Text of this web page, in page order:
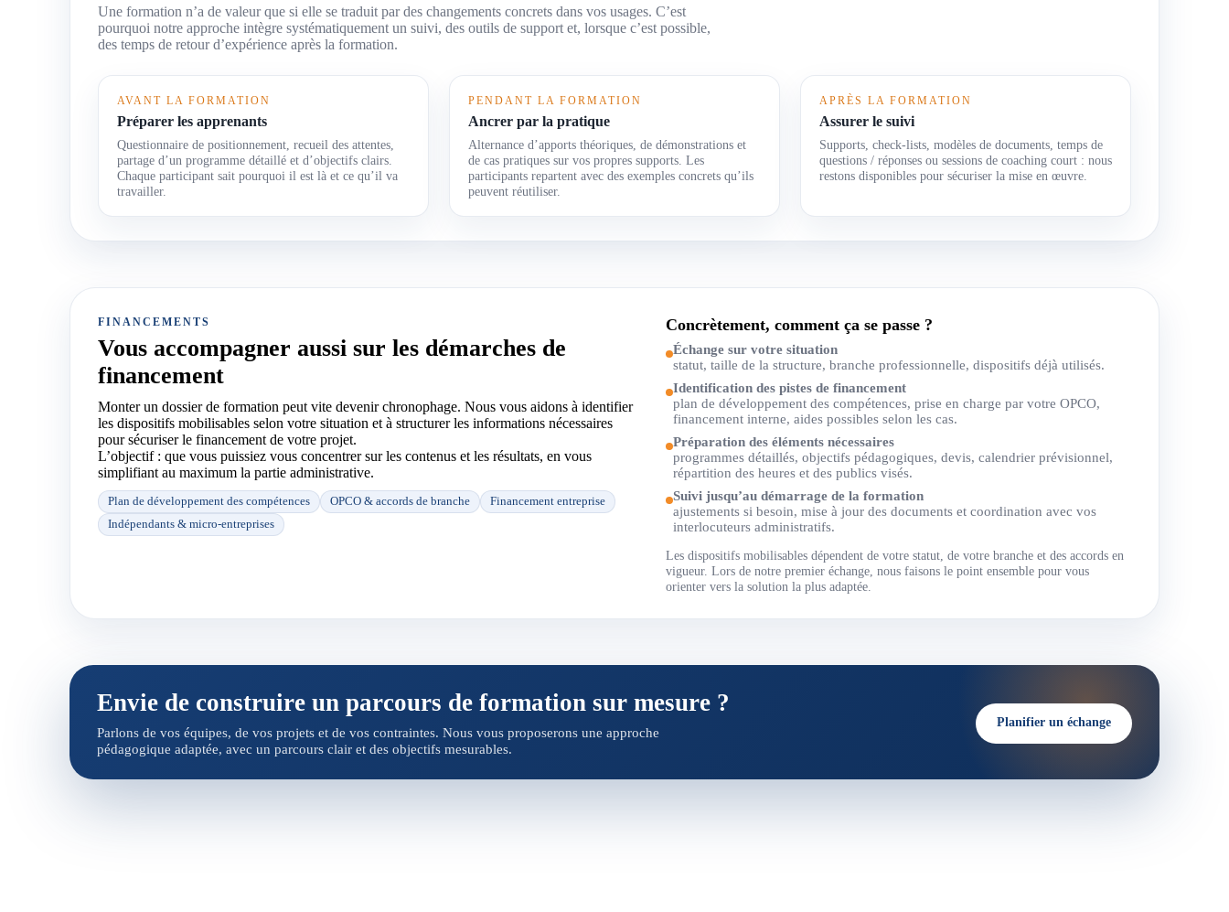
Une formation n’a de valeur que si elle se traduit par des changements concrets dans vos usages. C’est
pourquoi notre approche intègre systématiquement un suivi, des outils de support et, lorsque c’est possible,
des temps de retour d’expérience après la formation.
AVANT LA FORMATION
Préparer les apprenants
Questionnaire de positionnement, recueil des attentes,
partage d’un programme détaillé et d’objectifs clairs.
Chaque participant sait pourquoi il est là et ce qu’il va
travailler.
PENDANT LA FORMATION
Ancrer par la pratique
Alternance d’apports théoriques, de démonstrations et
de cas pratiques sur vos propres supports. Les
participants repartent avec des exemples concrets qu’ils
peuvent réutiliser.
APRÈS LA FORMATION
Assurer le suivi
Supports, check-lists, modèles de documents, temps de
questions / réponses ou sessions de coaching court : nous
restons disponibles pour sécuriser la mise en œuvre.
FINANCEMENTS
Vous accompagner aussi sur les démarches de
financement
Monter un dossier de formation peut vite devenir chronophage. Nous vous aidons à identifier
les dispositifs mobilisables selon votre situation et à structurer les informations nécessaires
pour sécuriser le financement de votre projet.
L’objectif : que vous puissiez vous concentrer sur les contenus et les résultats, en vous
simplifiant au maximum la partie administrative.
Plan de développement des compétences OPCO & accords de branche
Financement entreprise
Indépendants & micro-entreprises
Concrètement, comment ça se passe ?
Échange sur votre situation
statut, taille de la structure, branche professionnelle, dispositifs déjà utilisés.
Identification des pistes de financement
plan de développement des compétences, prise en charge par votre OPCO,
financement interne, aides possibles selon les cas.
Préparation des éléments nécessaires
programmes détaillés, objectifs pédagogiques, devis, calendrier prévisionnel,
répartition des heures et des publics visés.
Suivi jusqu’au démarrage de la formation
ajustements si besoin, mise à jour des documents et coordination avec vos
interlocuteurs administratifs.
Les dispositifs mobilisables dépendent de votre statut, de votre branche et des accords en
vigueur. Lors de notre premier échange, nous faisons le point ensemble pour vous
orienter vers la solution la plus adaptée.
Envie de construire un parcours de formation sur mesure ?
Parlons de vos équipes, de vos projets et de vos contraintes. Nous vous proposerons une approche
pédagogique adaptée, avec un parcours clair et des objectifs mesurables.
Planifier un échange